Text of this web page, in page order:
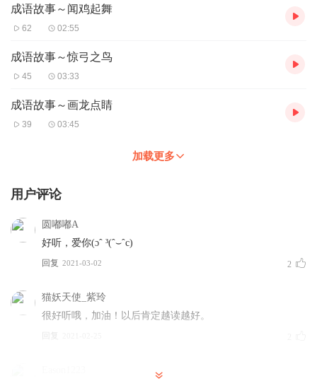
成语故事～闻鸡起舞
62 02:55
成语故事～惊弓之鸟
45 03:33
成语故事～画龙点睛
39 03:45
加载更多
用户评论
圆嘟嘟A
好听，爱你(ɔˆ ³(ˆ⌣ˆc)
回复 2021-03-02 2
猫妖天使_紫玲
很好听哦，加油！以后肯定越读越好。
回复